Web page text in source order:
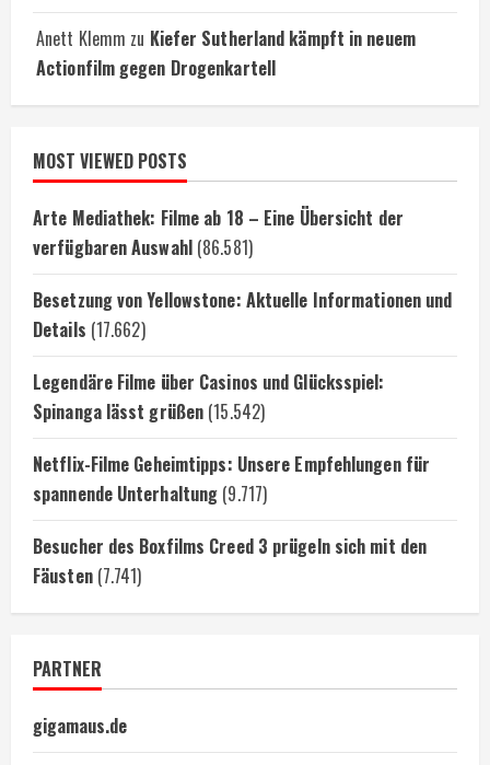
Anett Klemm zu Kiefer Sutherland kämpft in neuem
Actionfilm gegen Drogenkartell
MOST VIEWED POSTS
Arte Mediathek: Filme ab 18 – Eine Übersicht der
verfügbaren Auswahl (86.581)
Besetzung von Yellowstone: Aktuelle Informationen und
Details (17.662)
Legendäre Filme über Casinos und Glücksspiel:
Spinanga lässt grüßen (15.542)
Netflix-Filme Geheimtipps: Unsere Empfehlungen für
spannende Unterhaltung (9.717)
Besucher des Boxfilms Creed 3 prügeln sich mit den
Fäusten (7.741)
PARTNER
gigamaus.de